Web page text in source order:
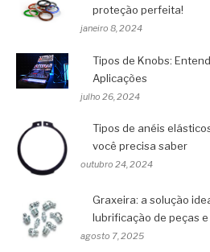
proteção perfeita!
janeiro 8, 2024
Tipos de Knobs:
Aplicações
julho 26, 2024
Tipos de anéis
você precisa saber
outubro 24, 2024
Graxeira: a solução
lubrificação de peças
agosto 7, 2025